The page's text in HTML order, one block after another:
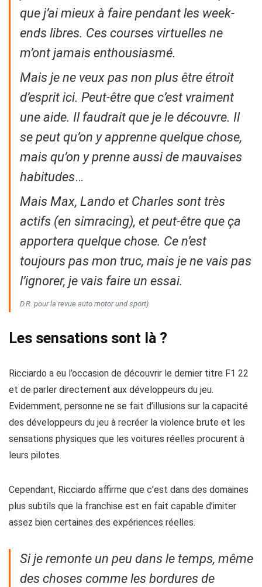
que j’ai mieux à faire pendant les week-
ends libres. Ces courses virtuelles ne
m’ont jamais enthousiasmé.
Mais je ne veux pas non plus être étroit
d’esprit ici. Peut-être que c’est vraiment
une aide. Il faudrait que je le découvre. Il
se peut qu’on y apprenne quelque chose,
mais qu’on y prenne aussi de mauvaises
habitudes…
Mais Max, Lando et Charles sont très
actifs (en simracing), et peut-être que ça
apportera quelque chose. Ce n’est
toujours pas mon truc, mais je ne vais pas
l’ignorer, je vais faire un essai.
D.R. pour la revue auto motor und sport)
Les sensations sont là ?
Ricciardo a eu l’occasion de découvrir le dernier titre F1 22
et de parler directement aux développeurs du jeu.
Evidemment, personne ne se fait d’illusions sur la capacité
des développeurs du jeu à recréer la violence brute et les
sensations physiques que les voitures réelles procurent à
leurs pilotes.
Cependant, Ricciardo affirme que c’est dans des domaines
plus subtils que la franchise est en fait capable d’imiter
assez bien certaines des expériences réelles.
Si je remonte un peu dans le temps, même
des choses comme les bordures de